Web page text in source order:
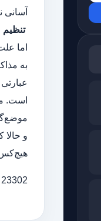
آسانی
اما
به
است.
و
هیچ‌کس
23302